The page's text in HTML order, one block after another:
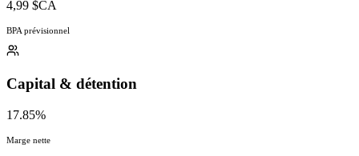
4,99 $CA
BPA prévisionnel
Capital & détention
17.85%
Marge nette